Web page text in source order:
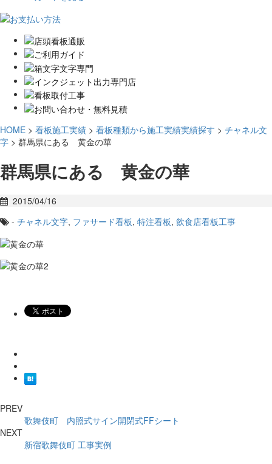
HOME > 看板施工実績 > 看板種類から施工実績実績探す > チャネル文
字 > 群馬県にある 黄金の華
群馬県にある 黄金の華
2015/04/16
- チャネル文字, ファサード看板, 特注看板, 飲食店看板工事
PREV
歌舞伎町 内照式サイン開閉式FFシート
NEXT
新宿歌舞伎町 工事実例